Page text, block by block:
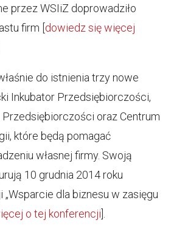
przez WSIiZ doprowadziło
firm [ dowiedz się więcej
do istnienia trzy nowe
Inkubator Przedsiębiorczości,
oraz Centrum
które będą pomagać
własnej firmy. Swoją
10 grudnia 2014 roku
dla biznesu w zasięgu
o tej konferencji ].